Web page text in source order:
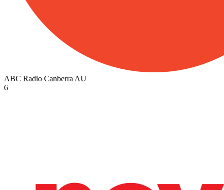
ABC Radio Canberra AU
6